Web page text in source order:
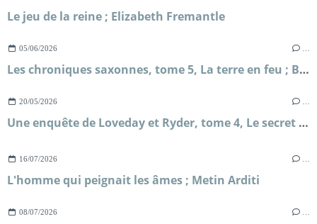
Le jeu de la reine ; Elizabeth Fremantle
05/06/2026
Les chroniques saxonnes, tome 5, La terre en feu ; Bernard Cornwell
20/05/2026
Une enquête de Loveday et Ryder, tome 4, Le secret de Briar's Hall ; Faith Martin
16/07/2026
L'homme qui peignait les âmes ; Metin Arditi
08/07/2026